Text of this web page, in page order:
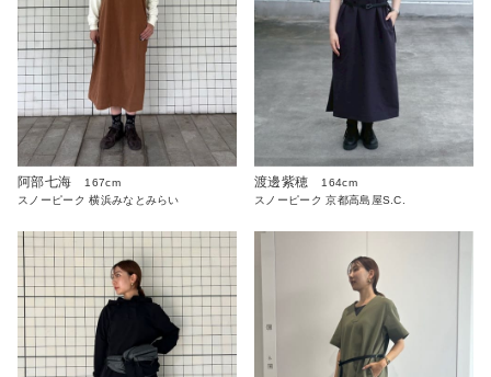
阿部七海
167cm
スノーピーク 横浜みなとみらい
渡邊紫穂
164cm
スノーピーク 京都高島屋S.C.